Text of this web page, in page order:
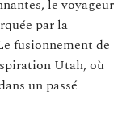
le voyageur
par la
fusionnement de
Utah, où
un passé